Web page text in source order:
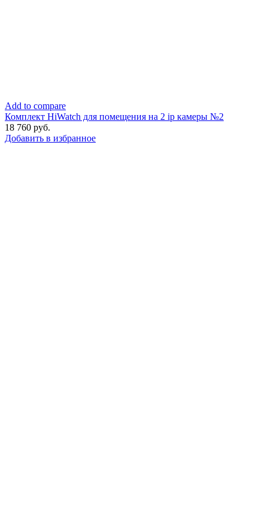
Add to compare
Комплект HiWatch для помещения на 2 ip камеры №2
18 760 руб.
Добавить в избранное